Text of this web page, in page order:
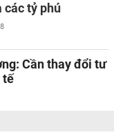
các tỷ phú
Cần thay đổi tư
tế